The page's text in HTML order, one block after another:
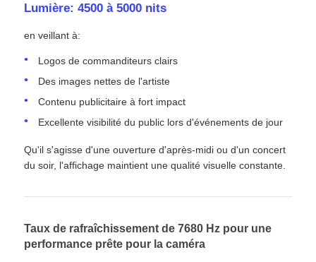
Lumière: 4500 à 5000 nits
en veillant à:
Logos de commanditeurs clairs
Des images nettes de l'artiste
Contenu publicitaire à fort impact
Excellente visibilité du public lors d'événements de jour
Qu'il s'agisse d'une ouverture d'après-midi ou d'un concert
du soir, l'affichage maintient une qualité visuelle constante.
Taux de rafraîchissement de 7680 Hz pour une
performance prête pour la caméra